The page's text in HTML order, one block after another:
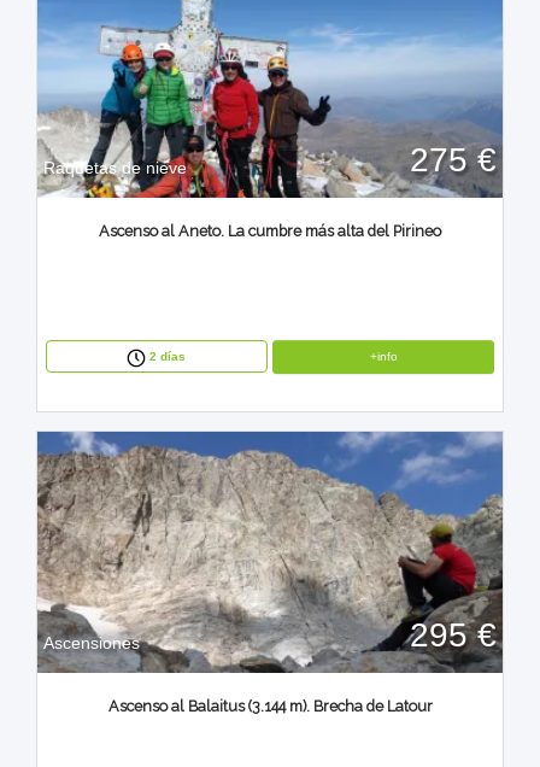
Raquetas de nieve 275 €
Ascenso al Aneto. La cumbre más alta del Pirineo
2 días +info
Ascensiones 295 €
Ascenso al Balaitus (3.144 m). Brecha de Latour